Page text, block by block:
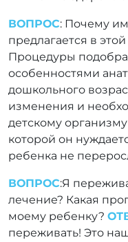
ВОПРОС: Почему
предлагается в
Процедуры
особенностями
дошкольного
изменения и
детскому
которой он
ребенка не
ВОПРОС:Я
лечение? Какая
моему ребенку?
переживать! Это